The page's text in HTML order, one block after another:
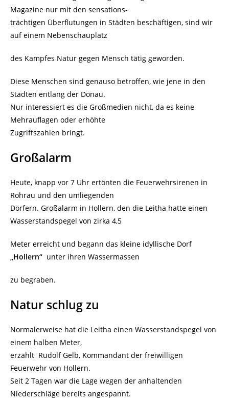
Magazine nur mit den sensations-
trächtigen Überflutungen in Städten beschäftigen, sind wir
auf einem Nebenschauplatz
des Kampfes Natur gegen Mensch tätig geworden.
Diese Menschen sind genauso betroffen, wie jene in den
Städten entlang der Donau.
Nur interessiert es die Großmedien nicht, da es keine
Mehrauflagen oder erhöhte
Zugriffszahlen bringt.
Großalarm
Heute, knapp vor 7 Uhr ertönten die Feuerwehrsirenen in
Rohrau und den umliegenden
Dörfern. Großalarm in Hollern, den die Leitha hatte einen
Wasserstandspegel von zirka 4,5
Meter erreicht und begann das kleine idyllische Dorf
„Hollern“ unter ihren Wassermassen
zu begraben.
Natur schlug zu
Normalerweise hat die Leitha einen Wasserstandspegel von
einem halben Meter,
erzählt Rudolf Gelb, Kommandant der freiwilligen
Feuerwehr von Hollern.
Seit 2 Tagen war die Lage wegen der anhaltenden
Niederschläge bereits angespannt.